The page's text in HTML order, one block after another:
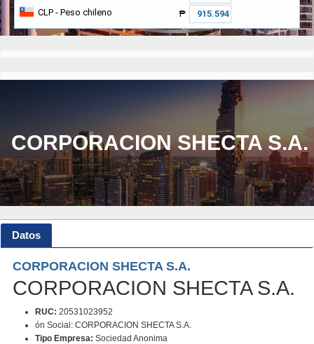
CLP - Peso chileno ₱
CORPORACION SHECTA S.A.
Datos
CORPORACION SHECTA S.A.
CORPORACION SHECTA S.A.
RUC: 20531023952
ón Social: CORPORACION SHECTA S.A.
Tipo Empresa: Sociedad Anonima